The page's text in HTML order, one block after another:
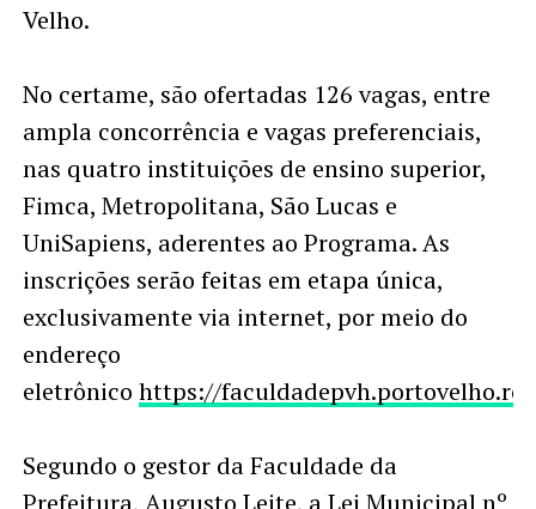
Velho.
No certame, são ofertadas 126 vagas, entre
ampla concorrência e vagas preferenciais,
nas quatro instituições de ensino superior,
Fimca, Metropolitana, São Lucas e
UniSapiens, aderentes ao Programa. As
inscrições serão feitas em etapa única,
exclusivamente via internet, por meio do
endereço
eletrônico https://
Segundo o gestor da Faculdade da
Prefeitura, Augusto Leite, aLei Municipal nº